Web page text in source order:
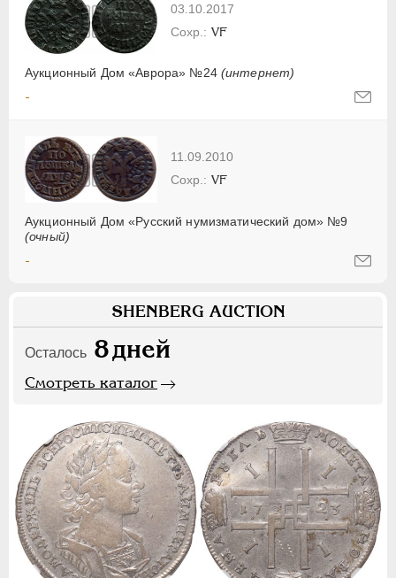
03.10.2017
Аукционный Дом «Аврора» №24 (интернет)
VF
-
11.09.2010
Аукционный Дом «Русский нумизматический дом» №9
(очный)
VF
-
SHENBERG AUCTION
Осталось 8дней
Смотреть каталог